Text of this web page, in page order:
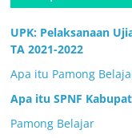
UPK: Pelaksanaan
TA 2021-2022
Apa itu Pamong
Apa itu SPNF
Pamong Belajar